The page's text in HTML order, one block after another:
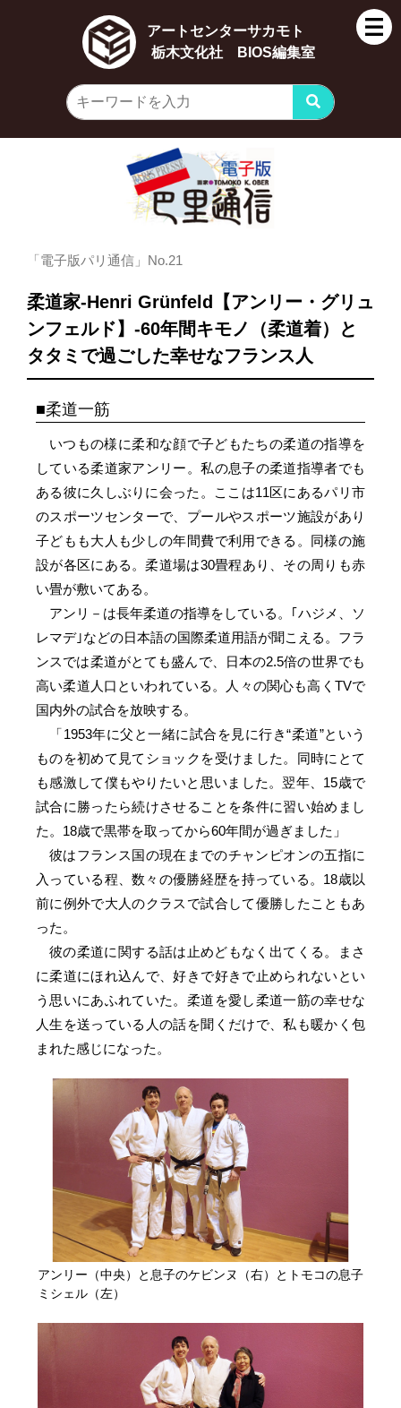
アートセンターサカモト
栃木文化社 BIOS編集室
「電子版パリ通信」No.21
柔道家-Henri Grünfeld【アンリー・グリュ
ンフェルド】-60年間キモノ（柔道着）と
タタミで過ごした幸せなフランス人
柔道一筋
いつもの様に柔和な顔で子どもたちの柔道の指導を
している柔道家アンリー。私の息子の柔道指導者でも
ある彼に久しぶりに会った。ここは11区にあるパリ市
のスポーツセンターで、プールやスポーツ施設があり
子どもも大人も少しの年間費で利用できる。同様の施
設が各区にある。柔道場は30畳程あり、その周りも赤
い畳が敷いてある。
アンリ－は長年柔道の指導をしている。｢ハジメ、ソ
レマデ｣などの日本語の国際柔道用語が聞こえる。フラ
ンスでは柔道がとても盛んで、日本の2.5倍の世界でも
高い柔道人口といわれている。人々の関心も高くTVで
国内外の試合を放映する。
「1953年に父と一緒に試合を見に行き“柔道”という
ものを初めて見てショックを受けました。同時にとて
も感激して僕もやりたいと思いました。翌年、15歳で
試合に勝ったら続けさせることを条件に習い始めまし
た。18歳で黒帯を取ってから60年間が過ぎました」
彼はフランス国の現在までのチャンピオンの五指に
入っている程、数々の優勝経歴を持っている。18歳以
前に例外で大人のクラスで試合して優勝したこともあ
った。
彼の柔道に関する話は止めどもなく出てくる。まさ
に柔道にほれ込んで、好きで好きで止められないとい
う思いにあふれていた。柔道を愛し柔道一筋の幸せな
人生を送っている人の話を聞くだけで、私も暖かく包
まれた感じになった。
アンリー（中央）と息子のケビンヌ（右）とトモコの息子
ミシェル（左）